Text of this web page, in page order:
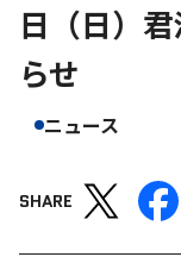
日（日）
らせ
ニュース
SHARE